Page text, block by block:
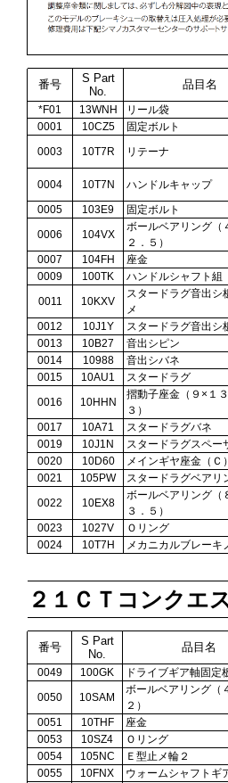
番号
S Part
No.
品目名
*F01 13WNH リール袋
0001
10CZ5 固定ボルト
0003
10T7R リテーナ
0004 10T7N ハンドルキャップ
0005
103E9 固定ボルト
0006
104VX
ボールベアリング（
２．５）
0007
104FH 座金
0009
100TK ハンドルシャフト組
0011
10KXV
スタードラグ音出シ
メ
0012
10J1Y スタードラグ音出シ
0013
10B27 音出シピン
0014
10988 音出シバネ
0015
10AU1 スタードラグ
0016
10HHN
摺動子座金（９×１３
３）
0017
10A71 スタードラグバネ
0019
10J1N スタードラグスペー
0020
10D60 メインギヤ座金（Ｃ）
0021
105PW スタードラグベアリ
0022
10EX8
ボールベアリング（
３．５）
0023
1027V Ｏリング
0024
10T7H メカニカルブレーキ
２１ＣＴコンクエ
番号
S Part
No.
品目名
0049 100GK ドライブギア軸固定
0050
10SAM
ボールベアリング（
２）
0051
10THF 座金
0053
10SZ4 Ｏリング
0054
105NC Ｅ型止メ輪２
0055
10FNX ウォームシャフトギ